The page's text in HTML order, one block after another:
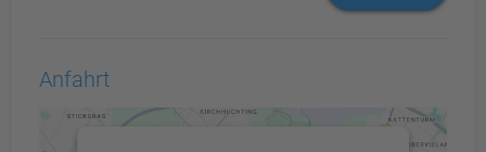
Anfahrt